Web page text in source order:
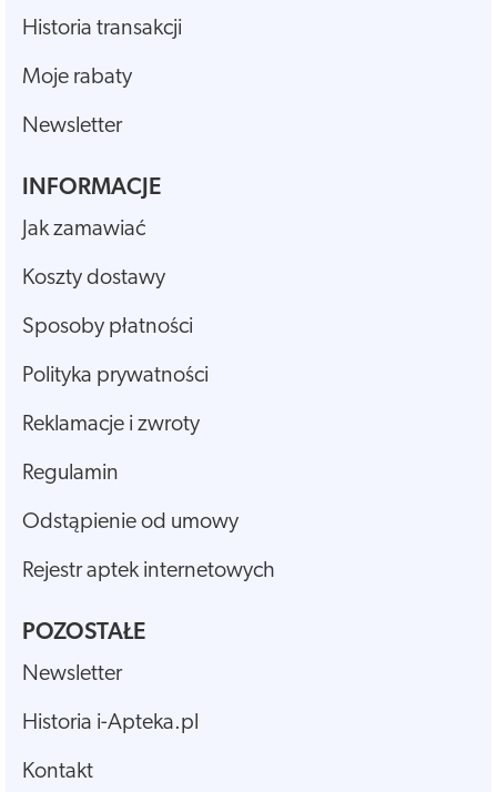
Historia transakcji
Moje rabaty
Newsletter
INFORMACJE
Jak zamawiać
Koszty dostawy
Sposoby płatności
Polityka prywatności
Reklamacje i zwroty
Regulamin
Odstąpienie od umowy
Rejestr aptek internetowych
POZOSTAŁE
Newsletter
Historia i-Apteka.pl
Kontakt